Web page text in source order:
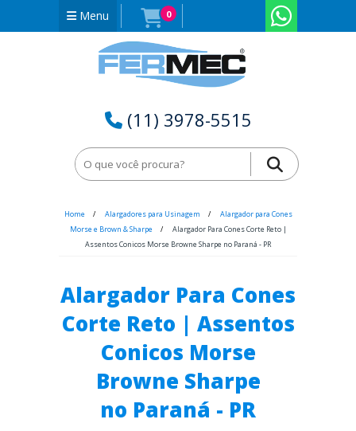
Menu 0
(11) 3978-5515
Home Alargadores para Usinagem
Alargador para Cones
Morse e Brown & Sharpe
Alargador Para Cones Corte Reto |
Assentos Conicos Morse Browne Sharpe no Paraná - PR
Alargador Para Cones
Corte Reto | Assentos
Conicos Morse
Browne Sharpe
no Paraná - PR